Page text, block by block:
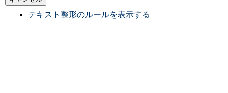
テキスト整形のルールを表示する